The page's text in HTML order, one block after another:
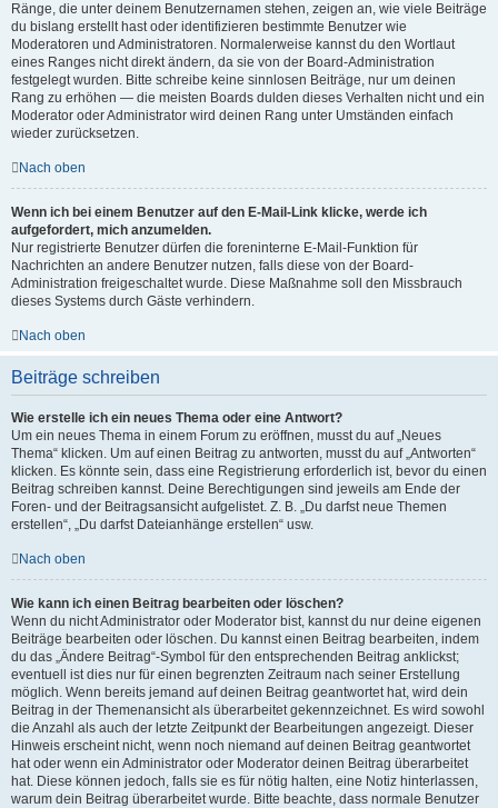
Ränge, die unter deinem Benutzernamen stehen, zeigen an, wie viele Beiträge
du bislang erstellt hast oder identifizieren bestimmte Benutzer wie
Moderatoren und Administratoren. Normalerweise kannst du den Wortlaut
eines Ranges nicht direkt ändern, da sie von der Board-Administration
festgelegt wurden. Bitte schreibe keine sinnlosen Beiträge, nur um deinen
Rang zu erhöhen — die meisten Boards dulden dieses Verhalten nicht und ein
Moderator oder Administrator wird deinen Rang unter Umständen einfach
wieder zurücksetzen.
Nach oben
Wenn ich bei einem Benutzer auf den E-Mail-Link klicke, werde ich
aufgefordert, mich anzumelden.
Nur registrierte Benutzer dürfen die foreninterne E-Mail-Funktion für
Nachrichten an andere Benutzer nutzen, falls diese von der Board-
Administration freigeschaltet wurde. Diese Maßnahme soll den Missbrauch
dieses Systems durch Gäste verhindern.
Nach oben
Beiträge schreiben
Wie erstelle ich ein neues Thema oder eine Antwort?
Um ein neues Thema in einem Forum zu eröffnen, musst du auf „Neues
Thema“ klicken. Um auf einen Beitrag zu antworten, musst du auf „Antworten“
klicken. Es könnte sein, dass eine Registrierung erforderlich ist, bevor du einen
Beitrag schreiben kannst. Deine Berechtigungen sind jeweils am Ende der
Foren- und der Beitragsansicht aufgelistet. Z. B. „Du darfst neue Themen
erstellen“, „Du darfst Dateianhänge erstellen“ usw.
Nach oben
Wie kann ich einen Beitrag bearbeiten oder löschen?
Wenn du nicht Administrator oder Moderator bist, kannst du nur deine eigenen
Beiträge bearbeiten oder löschen. Du kannst einen Beitrag bearbeiten, indem
du das „Ändere Beitrag“-Symbol für den entsprechenden Beitrag anklickst;
eventuell ist dies nur für einen begrenzten Zeitraum nach seiner Erstellung
möglich. Wenn bereits jemand auf deinen Beitrag geantwortet hat, wird dein
Beitrag in der Themenansicht als überarbeitet gekennzeichnet. Es wird sowohl
die Anzahl als auch der letzte Zeitpunkt der Bearbeitungen angezeigt. Dieser
Hinweis erscheint nicht, wenn noch niemand auf deinen Beitrag geantwortet
hat oder wenn ein Administrator oder Moderator deinen Beitrag überarbeitet
hat. Diese können jedoch, falls sie es für nötig halten, eine Notiz hinterlassen,
warum dein Beitrag überarbeitet wurde. Bitte beachte, dass normale Benutzer